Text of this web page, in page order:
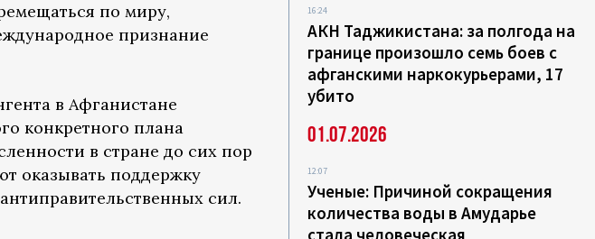
по миру,
признание
в Афганистане
конкретного плана
в стране до сих пор
оказывать поддержку
сил.
16:24
АКН Таджикистана: за полгода на
границе произошло семь боев с
афганскими наркокурьерами, 17
убито
01.07.2026
12:07
Ученые: Причиной сокращения
количества воды в Амударье
стала человеческая